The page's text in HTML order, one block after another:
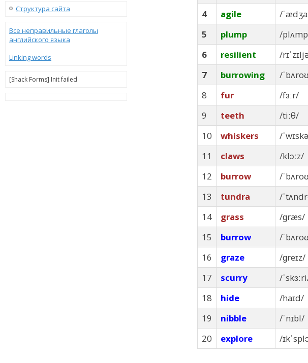
Структура сайта
Все неправильные глаголы
английского языка
Linking words
[Shack Forms] Init failed
4
agile /
5
plump /
6
resilient /
7
burrowing /
8
fur /fɜːr/
9
teeth /tiːθ/
10
whiskers /
11
claws /klɔːz/
12
burrow /
13
tundra /
14
grass /ɡræs/
15
burrow /
16
graze /ɡreɪz/
17
scurry /
18
hide /haɪd/
19
nibble /ˈnɪbl/
20
explore /